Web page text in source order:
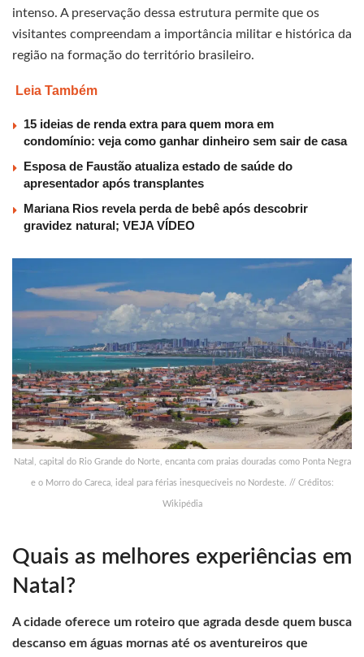
intenso. A preservação dessa estrutura permite que os
visitantes compreendam a importância militar e histórica da
região na formação do território brasileiro.
Leia Também
15 ideias de renda extra para quem mora em
condomínio: veja como ganhar dinheiro sem sair de casa
Esposa de Faustão atualiza estado de saúde do
apresentador após transplantes
Mariana Rios revela perda de bebê após descobrir
gravidez natural; VEJA VÍDEO
Natal, capital do Rio Grande do Norte, encanta com praias douradas como Ponta Negra
e o Morro do Careca, ideal para férias inesquecíveis no Nordeste. // Créditos:
Wikipédia
Quais as melhores experiências em
Natal?
A cidade oferece um roteiro que agrada desde quem busca
descanso em águas mornas até os aventureiros que